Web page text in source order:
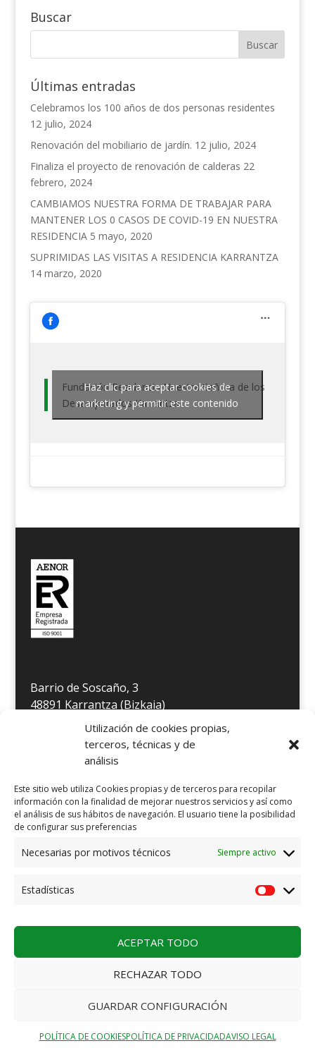
Utilización de cookies propias,
terceros, técnicas y de
análisis
Este sitio web utiliza Cookies propias y de terceros para recopilar
información con la finalidad de mejorar nuestros servicios y así como
el análisis de sus hábitos de navegación. El usuario tiene la posibilidad
de configurar sus preferencias
Necesarias por motivos técnicos Siempre activo
Estadísticas
ACEPTAR TODO
RECHAZAR TODO
GUARDAR CONFIGURACIÓN
POLÍTICA DE COOKIESPOLÍTICA DE PRIVACIDADAVISO LEGAL
Buscar
Últimas entradas
Celebramos los 100 años de dos personas residentes
12 julio, 2024
Renovación del mobiliario de jardín. 12 julio, 2024
Finaliza el proyecto de renovación de calderas 22
febrero, 2024
CAMBIAMOS NUESTRA FORMA DE TRABAJAR PARA
MANTENER LOS 0 CASOS DE COVID-19 EN NUESTRA
RESIDENCIA 5 mayo, 2020
SUPRIMIDAS LAS VISITAS A RESIDENCIA KARRANTZA
14 marzo, 2020
Fundación Residencia Nuestra Señora de los
Desamparados Karrantza
Haz clic para aceptar cookies de
marketing y permitir este contenido
Barrio de Soscaño, 3
48891 Karrantza (Bizkaia)
Télefono 946 806 349
info@residenciakarrantza.eus
AVISO LEGAL
POLÍTICA DE PRIVACIDAD
POLÍTICA DE CALIDAD ISO